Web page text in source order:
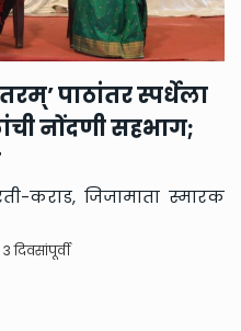
पाठांतर स्पर्धेला
नोंदणी सहभाग;
कराड, जिजामाता स्मारक
3 दिवसांपूर्वी